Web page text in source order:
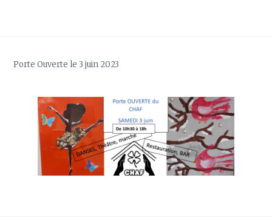
Porte Ouverte le 3 juin 2023